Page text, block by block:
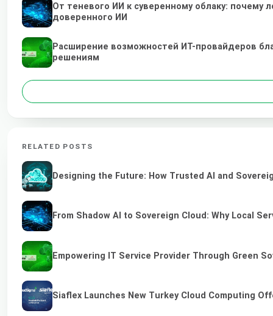
От теневого ИИ к суверенному облаку:
доверенного ИИ
Расширение возможностей ИТ-провайдеров
решениям
RELATED POSTS
Designing the Future: How Trusted AI and
From Shadow AI to Sovereign Cloud: Why Local
Empowering IT Service Provider Through Green
Siaflex Launches New Turkey Cloud Computing